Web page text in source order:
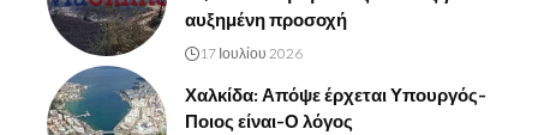
αυξημένη προσοχή
17 Ιουλίου 2026
Χαλκίδα: Απόψε έρχεται Υπουργός-
Ποιος είναι-Ο λόγος